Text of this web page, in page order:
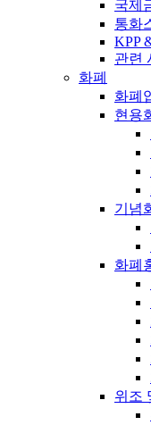
국제
통화
KPP
관련
화폐
화폐
현용
기념
화폐
위조